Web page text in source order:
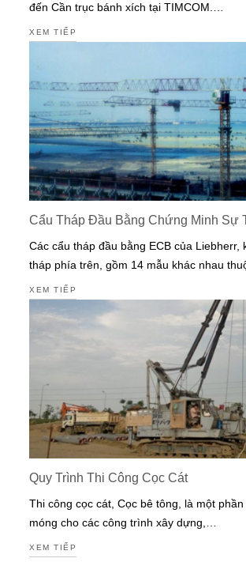
đến Cần trục bánh xích tại TIMCOM.…
XEM TIẾP
Cẩu Tháp Đầu Bằng Chứng Minh Sự
Các cẩu tháp đầu bằng ECB của Liebherr,
tháp phía trên, gồm 14 mẫu khác nhau
XEM TIẾP
Quy Trình Thi Công Cọc Cát
Thi công cọc cát, Cọc bê tông, là một
móng cho các công trình xây dựng,…
XEM TIẾP